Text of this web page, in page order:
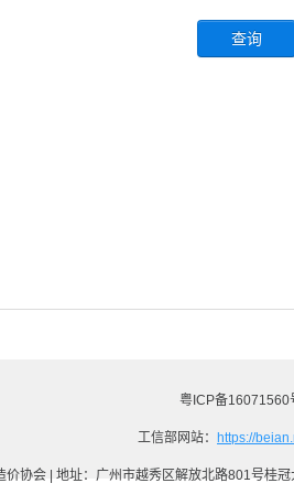
查询
粤ICP备16071560
工信部网站： https://
价协会 | 地址：广州市越秀区解放北路801号桂冠